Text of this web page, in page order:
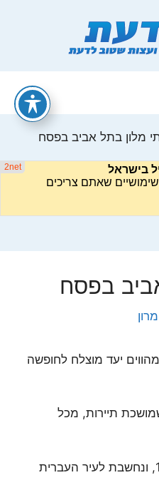
מלון בתל אביב בפסח
בפסח
יעד מוצלח לחופשה
תיירות, מכל
תל אביב נוסדה בשנת 1909, ונחשבת לעיר העברית